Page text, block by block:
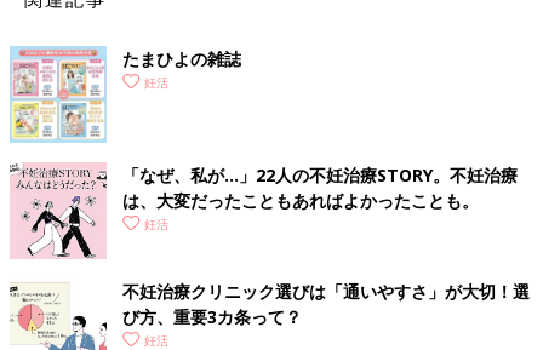
【A】持参してもOK。
ひと昔前は、温めながら持っていったほうがいいといわれていた
クリニックにも専用室はありますが、時間はさほど気にせず数時
間以内に持参してもらうことを原則としています。
【Q7】２人目不妊ってなんですか？
【A】２人目が妊娠しにくいことです。
たまひよの雑誌
妊活
「なぜ、私が…」22人の不妊治療STORY。不妊治療
は、大変だったこともあればよかったことも。
妊活
不妊治療クリニック選びは「通いやすさ」が大切！選
び方、重要3カ条って？
妊活